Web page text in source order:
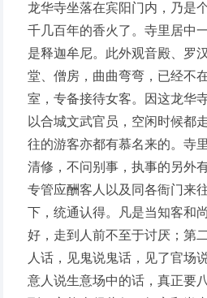
龙华寺坐落在宾阳门内，乃是
千几百年的香火了。寺里居中
是释迦牟尼。此外观音殿、罗
堂、僧房，曲曲弯弯，已经不
室，专备接待女客。因这龙华
以合城文武官员，空闲时候都
往的游客亦都有慕名来的。寺
清修，不问别事，执事的另外
专管应酬客人以及同各衙门来
下，统通认得。凡是当知客和
好，走到人前不至于讨厌；第
人话，见鬼说鬼话，见了官场
意人说生意场中的话，真正要